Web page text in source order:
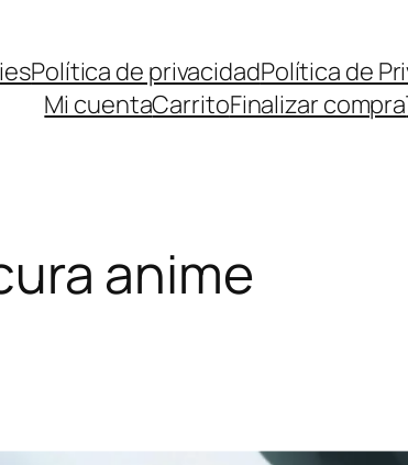
Política de privacidadPolítica de
Mi cuentaCarritoFinalizar compra
anime